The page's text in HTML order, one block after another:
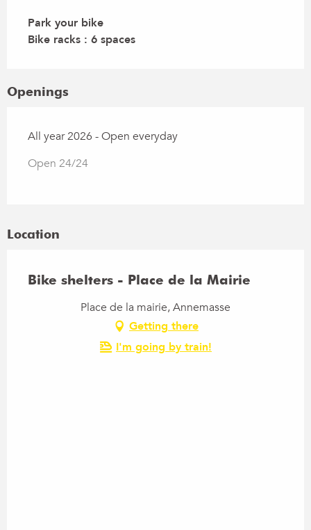
Park your bike
Bike racks : 6 spaces
Openings
All year 2026 - Open everyday
Open 24/24
Location
Bike shelters - Place de la Mairie
Place de la mairie, Annemasse
Getting there
I'm going by train!